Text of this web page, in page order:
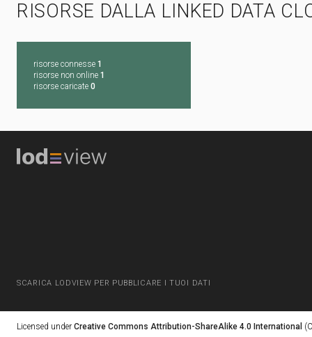
RISORSE DALLA LINKED DATA
risorse connesse 1
risorse non online 1
risorse caricate 0
SCARICA LODVIEW PER PUBBLICARE I TUOI DATI
Licensed under Creative Commons Attribution-ShareAlike 4.0 International